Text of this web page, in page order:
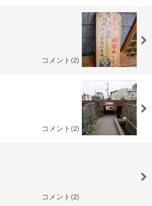
コメント(2)
コメント(2)
コメント(2)